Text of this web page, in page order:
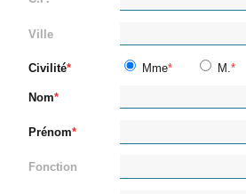
Ville
Civilité Mme M.
Nom
Prénom
Fonction